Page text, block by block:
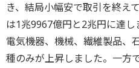
き、結局小幅安で取引を終え
は1兆9967億円と2兆円に達
電気機器、機械、繊維製品、
種のみが上昇しました。一方